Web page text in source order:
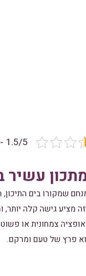
1.5/5 - למתכון דירוג של 2 חובבי בישול
עשיר
שמקורו בים
מציע גישה קלה
צמחונית או
פרץ של טעם ומרקם.